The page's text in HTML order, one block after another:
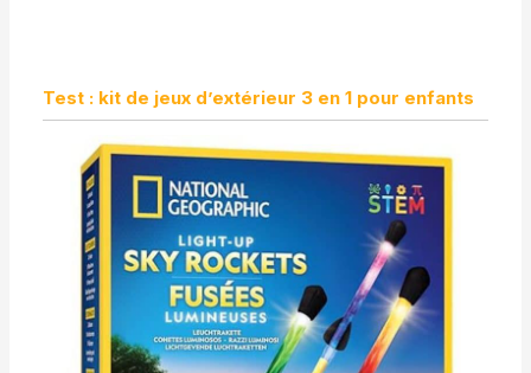
Test : kit de jeux d’extérieur 3 en 1 pour enfants